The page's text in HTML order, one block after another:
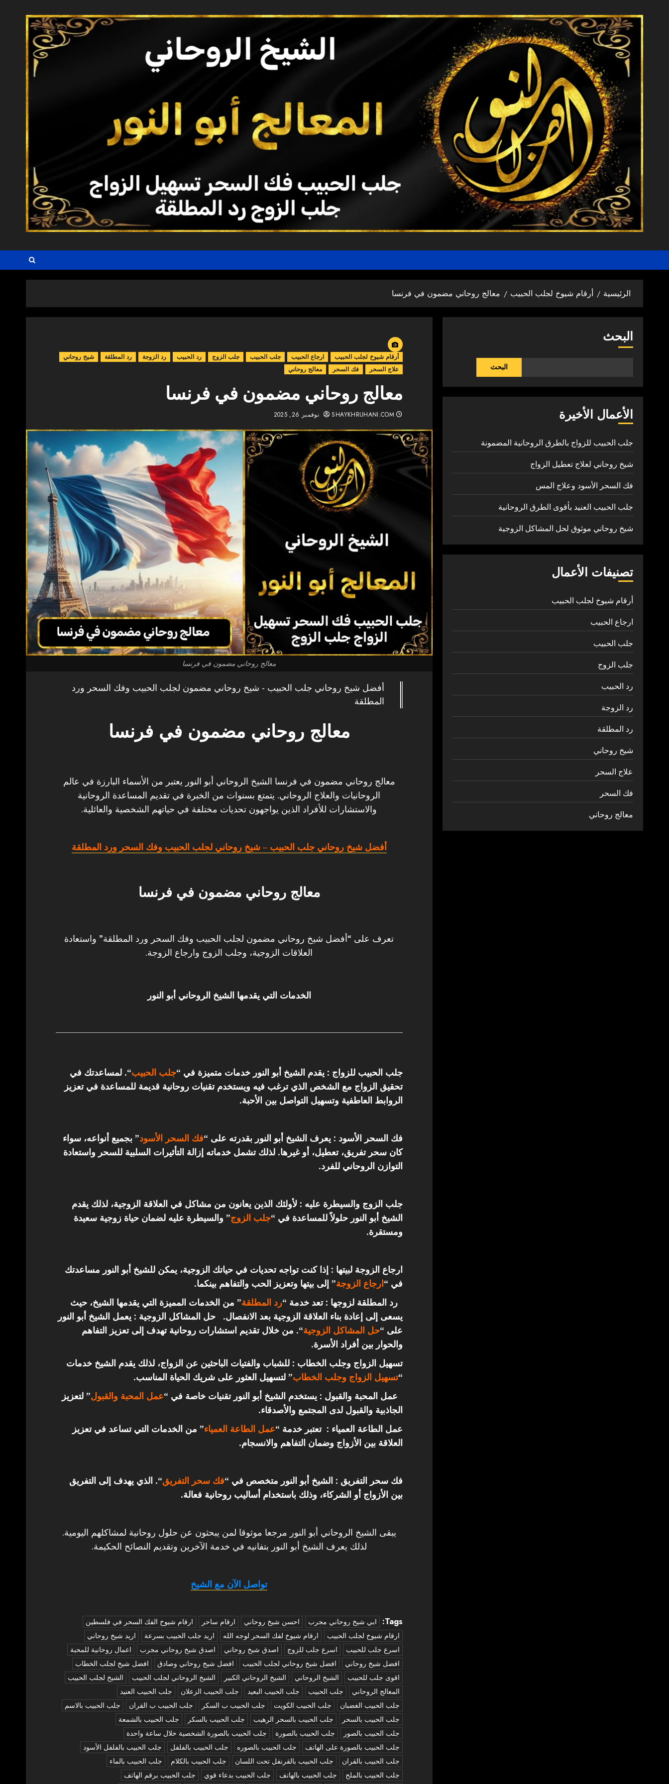
المحتوى
الرئيسية أرقام شيوخ لجلب الحبيب معالج روحاني مضمون في فرنسا
أرقام شيوخ لجلب الحبيب ارجاع الحبيب جلب الحبيب جلب الزوج رد الحبيب رد الزوجة رد المطلقة
شيخ روحاني
علاج السحر
فك السحر معالج روحاني
معالج روحاني مضمون في فرنسا
SHAYKHRUHANI.COM نوفمبر 26, 2025
معالج روحاني مضمون في فرنسا
أفضل شيخ روحاني جلب الحبيب - شيخ روحاني مضمون لجلب الحبيب وفك السحر ورد
المطلقة
معالج روحاني مضمون في فرنسا
معالج روحاني مضمون في فرنسا الشيخ الروحاني أبو النور يعتبر من الأسماء البارزة في عالم
الروحانيات والعلاج الروحاني. يتمتع بسنوات من الخبرة في تقديم المساعدة الروحانية
والاستشارات للأفراد الذين يواجهون تحديات مختلفة في حياتهم الشخصية والعائلية.
أفضل شيخ روحاني جلب الحبيب – شيخ روحاني لجلب الحبيب وفك السحر ورد المطلقة
معالج روحاني مضمون في فرنسا
تعرف على “أفضل شيخ روحاني مضمون لجلب الحبيب وفك السحر ورد المطلقة” واستعادة
العلاقات الزوجية، وجلب الزوج وارجاع الزوجة.
الخدمات التي يقدمها الشيخ الروحاني أبو النور
جلب الحبيب للزواج : يقدم الشيخ أبو النور خدمات متميزة في “جلب الحبيب“. لمساعدتك في
تحقيق الزواج مع الشخص الذي ترغب فيه ويستخدم تقنيات روحانية قديمة للمساعدة في تعزيز
الروابط العاطفية وتسهيل التواصل بين الأحبة.
فك السحر الأسود : يعرف الشيخ أبو النور بقدرته على “فك السحر الأسود” بجميع أنواعه، سواء
كان سحر تفريق، تعطيل، أو غيرها. لذلك تشمل خدماته إزالة التأثيرات السلبية للسحر واستعادة
التوازن الروحاني للفرد.
جلب الزوج والسيطرة عليه : لأولئك الذين يعانون من مشاكل في العلاقة الزوجية، لذلك يقدم
الشيخ أبو النور حلولاً للمساعدة في “جلب الزوج” والسيطرة عليه لضمان حياة زوجية سعيدة
ومستقرة.
ارجاع الزوجة لبيتها : إذا كنت تواجه تحديات في حياتك الزوجية، يمكن للشيخ أبو النور مساعدتك
في “ارجاع الزوجة” إلى بيتها وتعزيز الحب والتفاهم بينكما.
رد المطلقة لزوجها : تعد خدمة “رد المطلقة” من الخدمات المميزة التي يقدمها الشيخ، حيث
يسعى إلى إعادة بناء العلاقة الزوجية بعد الانفصال.
حل المشاكل الزوجية : يعمل الشيخ أبو النور
على “حل المشاكل الزوجية“. من خلال تقديم استشارات روحانية تهدف إلى تعزيز التفاهم
والحوار بين أفراد الأسرة.
تسهيل الزواج وجلب الخطاب : للشباب والفتيات الباحثين عن الزواج، لذلك يقدم الشيخ خدمات
“تسهيل الزواج وجلب الخطاب” لتسهيل العثور على شريك الحياة المناسب.
عمل المحبة والقبول : يستخدم الشيخ أبو النور تقنيات خاصة في “عمل المحبة والقبول” لتعزيز
الجاذبية والقبول لدى المجتمع والأصدقاء.
عمل الطاعة العمياء : تعتبر خدمة “عمل الطاعة العمياء” من الخدمات التي تساعد في تعزيز
العلاقة بين الأزواج وضمان التفاهم والانسجام.
فك سحر التفريق : الشيخ أبو النور متخصص في “فك سحر التفريق“. الذي يهدف إلى التفريق
بين الأزواج أو الشركاء، وذلك باستخدام أساليب روحانية فعالة.
يبقى الشيخ الروحاني أبو النور مرجعا موثوقا لمن يبحثون عن حلول روحانية لمشاكلهم اليومية.
لذلك يعرف الشيخ أبو النور بتفانيه في خدمة الآخرين وتقديم النصائح الحكيمة.
تواصل الآن مع الشيخ
Tags: ‏ابي شيخ روحاني مجرب احسن شيخ روحاني ارقام ساحر
ارقام شيوخ الفك السحر في فلسطين
ارقام شيوخ لجلب الحبيب
ارقام شيوخ لفك السحر لوجه الله اريد جلب الحبيب بسرعة
اريد شيخ روحاني
اسرع جلب للحبيب
اسرع جلب للزوج اصدق شيخ روحاني اصدق شيخ روحاني مجرب
اعمال روحانية للمحبة
افضل شيخ روحاني
افضل شيخ روحاني لجلب الحبيب افضل شيخ روحاني وصادق
افضل شيخ لجلب الخطاب
اقوى جلب للحبيب
الشيخ الروحاني الشيخ الروحاني الكبير الشيخ الروحاني لجلب الحبيب
الشيخ لجلب الحبيب
المعالج الروحاني
جلب الحبيب جلب الحبيب البعيد جلب الحبيب الزعلان
جلب الحبيب العنيد
جلب الحبيب الغضبان
جلب الحبيب الكويت جلب الحبيب ب السكر جلب الحبيب ب القران
جلب الحبيب بالاسم
جلب الحبيب بالسحر
جلب الحبيب بالسحر الرهيب جلب الحبيب بالسكر
جلب الحبيب بالشمعة
جلب الحبيب بالصور
جلب الحبيب بالصورة
جلب الحبيب بالصورة الشخصية خلال ساعة واحدة
جلب الحبيب بالصورة على الهاتف
جلب الحبيب بالصوره جلب الحبيب بالفلفل
جلب الحبيب بالفلفل الأسود
جلب الحبيب بالقران
جلب الحبيب بالقرنفل تحت اللسان جلب الحبيب بالكلام
جلب الحبيب بالماء
جلب الحبيب بالملح
جلب الحبيب بالهاتف جلب الحبيب بدعاء قوي
جلب الحبيب برقم الهاتف
البحث
البحث
الأعمال الأخيرة
جلب الحبيب للزواج بالطرق الروحانية المضمونة
شيخ روحاني لعلاج تعطيل الزواج
فك السحر الأسود وعلاج المس
جلب الحبيب العنيد بأقوى الطرق الروحانية
شيخ روحاني موثوق لحل المشاكل الزوجية
تصنيفات الأعمال
أرقام شيوخ لجلب الحبيب
ارجاع الحبيب
جلب الحبيب
جلب الزوج
رد الحبيب
رد الزوجة
رد المطلقة
شيخ روحاني
علاج السحر
فك السحر
معالج روحاني